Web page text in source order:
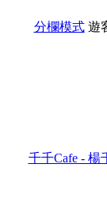
分欄模式 遊
千千Cafe - 楊